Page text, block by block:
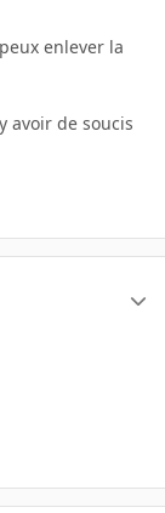
enlever la
avoir de soucis